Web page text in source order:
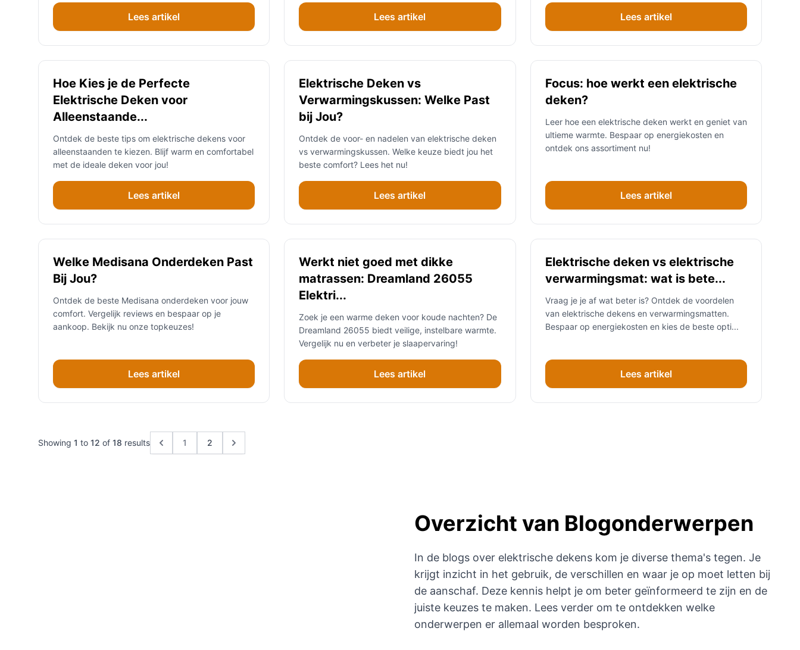
Lees artikel Lees artikel Lees artikel
Hoe Kies je de Perfecte
Elektrische Deken voor
Alleenstaande...
Ontdek de beste tips om elektrische dekens voor
alleenstaanden te kiezen. Blijf warm en comfortabel
met de ideale deken voor jou!
Lees artikel
Elektrische Deken vs
Verwarmingskussen: Welke Past
bij Jou?
Ontdek de voor- en nadelen van elektrische deken
vs verwarmingskussen. Welke keuze biedt jou het
beste comfort? Lees het nu!
Lees artikel
Focus: hoe werkt een elektrische
deken?
Leer hoe een elektrische deken werkt en geniet van
ultieme warmte. Bespaar op energiekosten en
ontdek ons assortiment nu!
Lees artikel
Welke Medisana Onderdeken Past
Bij Jou?
Ontdek de beste Medisana onderdeken voor jouw
comfort. Vergelijk reviews en bespaar op je
aankoop. Bekijk nu onze topkeuzes!
Lees artikel
Werkt niet goed met dikke
matrassen: Dreamland 26055
Elektri...
Zoek je een warme deken voor koude nachten? De
Dreamland 26055 biedt veilige, instelbare warmte.
Vergelijk nu en verbeter je slaapervaring!
Lees artikel
Elektrische deken vs elektrische
verwarmingsmat: wat is bete...
Vraag je je af wat beter is? Ontdek de voordelen
van elektrische dekens en verwarmingsmatten.
Bespaar op energiekosten en kies de beste opti...
Lees artikel
Showing 1 to 12 of 18 results 1 2
Overzicht van Blogonderwerpen
In de blogs over elektrische dekens kom je diverse thema's tegen. Je
krijgt inzicht in het gebruik, de verschillen en waar je op moet letten bij
de aanschaf. Deze kennis helpt je om beter geïnformeerd te zijn en de
juiste keuzes te maken. Lees verder om te ontdekken welke
onderwerpen er allemaal worden besproken.